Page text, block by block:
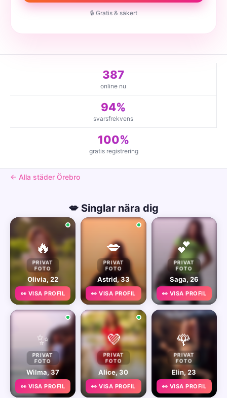
🔒 Gratis & säkert
387
online nu
94%
svarsfrekvens
100%
gratis registrering
← Alla städer Örebro
💋 Singlar nära dig
🔥
PRIVAT
FOTO
Olivia, 22
👀 VISA PROFIL
💋
PRIVAT
FOTO
Astrid, 33
👀 VISA PROFIL
💕
PRIVAT
FOTO
Saga, 26
👀 VISA PROFIL
✨
PRIVAT
FOTO
Wilma, 37
👀 VISA PROFIL
💜
PRIVAT
FOTO
Alice, 30
👀 VISA PROFIL
🌹
PRIVAT
FOTO
Elin, 23
👀 VISA PROFIL